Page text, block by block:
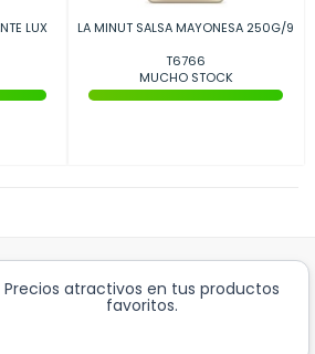
LUX
LA MINUT SALSA MAYONESA 250G/9
T6766
MUCHO STOCK
Precios atractivos en tus productos
favoritos.